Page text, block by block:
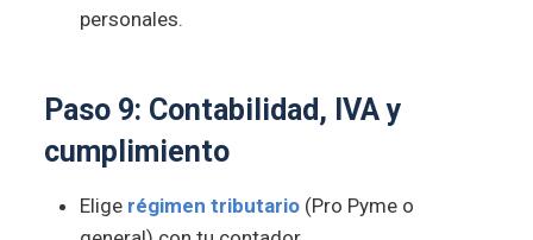
personales.
Paso 9: Contabilidad, IVA y
cumplimiento
Elige régimen tributario(Pro Pyme o